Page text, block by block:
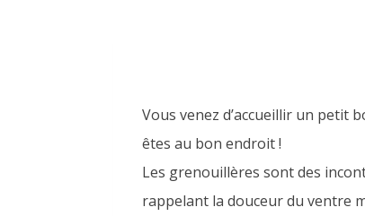
Vous venez d’accueillir un petit
êtes au bon endroit !
Les grenouillères sont des
rappelant la douceur du ventre